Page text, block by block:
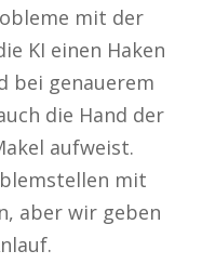
mit der
KI einen Haken
bei genauerem
die Hand der
aufweist.
mit
aber wir geben